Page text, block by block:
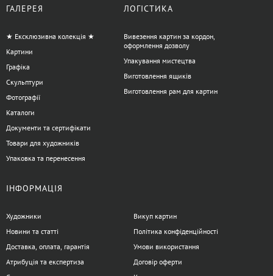
ГАЛЕРЕЯ
★ Ексклюзивна колекція ★
Картини
Графіка
Скульптури
Фотографії
Каталоги
Документи та сертифікати
Товари для художників
Упаковка та перенесення
ЛОГІСТИКА
Вивезення картин за кордон,
оформлення дозволу
Упакування мистецтва
Виготовлення ящиків
Виготовлення рам для картин
ІНФОРМАЦІЯ
Художники
Новини та статті
Доставка, оплата, гарантія
Атрибуція та експертиза
Викуп картин
Політика конфіденційності
Умови використання
Договір оферти